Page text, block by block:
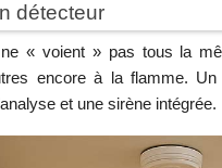
détecteur
ne « voient » pas tous la
encore à la flamme.
et une sirène intégrée.